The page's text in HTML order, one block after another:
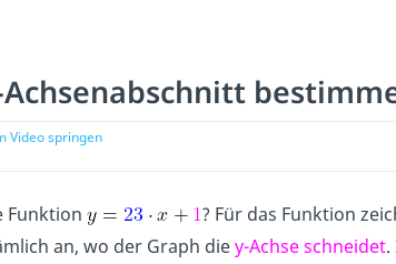
Video springen
Funktion ? Für das Funktion
an, wo der Graph diey-Achse schneidet.